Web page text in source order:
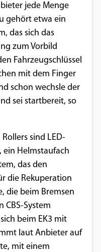
jede Menge
gehört etwa ein
das sich das
zum Vorbild
Fahrzeugschlüssel
mit dem Finger
schon wechsle der
sei startbereit, so
sind LED-
ein Helmstaufach
das den
die Rekuperation
die beim Bremsen
CBS-System
beim EK3 mit
laut Anbieter auf
mit einem
anzeigen zu
externen